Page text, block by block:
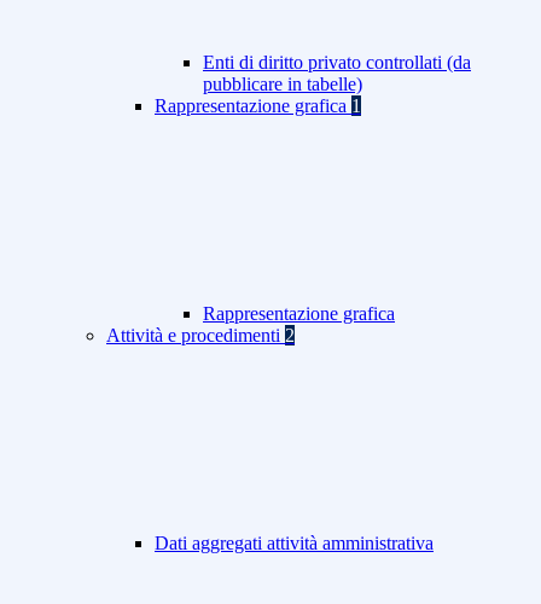
Enti di diritto privato controllati (da
pubblicare in tabelle)
Rappresentazione grafica 1
Rappresentazione grafica
Attività e procedimenti 2
Dati aggregati attività amministrativa